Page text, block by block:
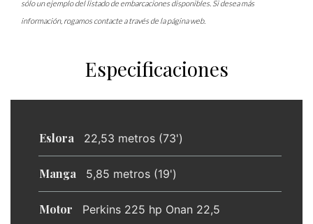
sólo un ejemplo del listado de embarcaciones disponibles. Si desea más
información, rogamos contacte a través de la página web.
Especificaciones
Eslora 22,53 metros (73')
Manga 5,85 metros (19')
Motor Perkins 225 hp Onan 22,5